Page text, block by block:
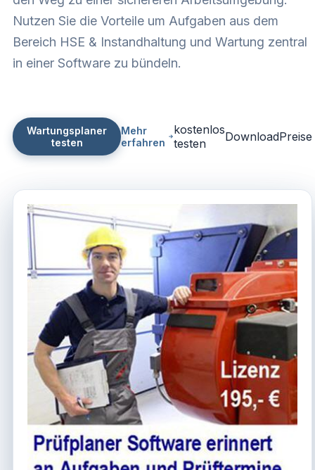
Nutzen Sie die Vorteile um Aufgaben aus dem
Bereich HSE & Instandhaltung und Wartung zentral
in einer Software zu bündeln.
Wartungsplaner
testen
Mehr
erfahren
kostenlos
testen
DownloadPreise